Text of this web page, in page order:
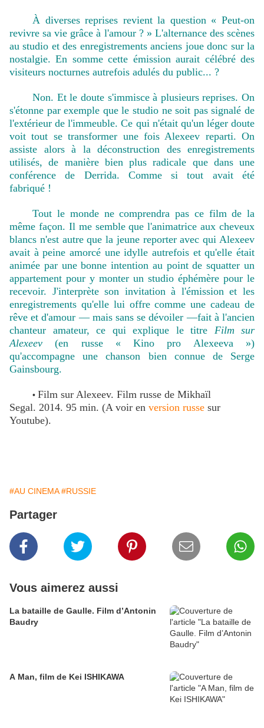
À diverses reprises revient la question « Peut-on
revivre sa vie grâce à l'amour ? » L'alternance des scènes
au studio et des enregistrements anciens joue donc sur la
nostalgie. En somme cette émission aurait célébré des
visiteurs nocturnes autrefois adulés du public... ?
Non. Et le doute s'immisce à plusieurs reprises. On
s'étonne par exemple que le studio ne soit pas signalé de
l'extérieur de l'immeuble. Ce qui n'était qu'un léger doute
voit tout se transformer une fois Alexeev reparti. On
assiste alors à la déconstruction des enregistrements
utilisés, de manière bien plus radicale que dans une
conférence de Derrida. Comme si tout avait été
fabriqué !
Tout le monde ne comprendra pas ce film de la
même façon. Il me semble que l'animatrice aux cheveux
blancs n'est autre que la jeune reporter avec qui Alexeev
avait à peine amorcé une idylle autrefois et qu'elle était
animée par une bonne intention au point de squatter un
appartement pour y monter un studio éphémère pour le
recevoir. J'interprète son invitation à l'émission et les
enregistrements qu'elle lui offre comme une cadeau de
rêve et d'amour — mais sans se dévoiler —fait à l'ancien
chanteur amateur, ce qui explique le titre Film sur
Alexeev (en russe « Kino pro Alexeeva »)
qu'accompagne une chanson bien connue de Serge
Gainsbourg.
• Film sur Alexeev. Film russe de Mikhaïl
Segal. 2014. 95 min. (A voir en version russe sur
Youtube).
#AU CINEMA #RUSSIE
Partager
Vous aimerez aussi
La bataille de Gaulle. Film d’Antonin
Baudry
A Man, film de Kei ISHIKAWA